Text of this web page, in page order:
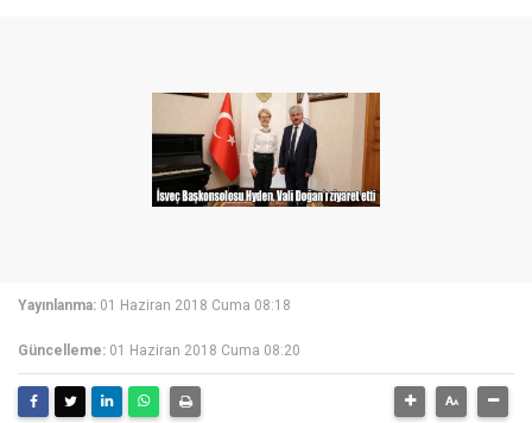
Yayınlanma: 01 Haziran 2018 Cuma 08:18
Güncelleme: 01 Haziran 2018 Cuma 08:20